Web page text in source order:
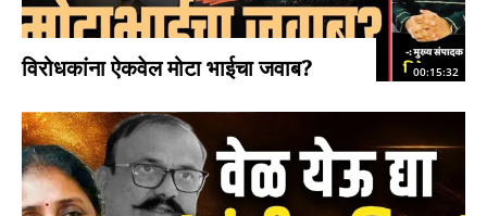
00:15:32
विरोधकांना ऐकवेल मोटा भाईचा जवाब?